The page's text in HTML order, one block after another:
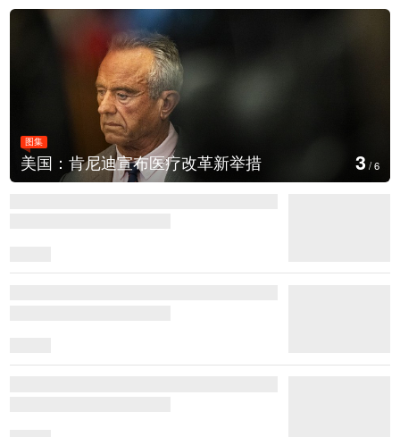
图集
美国：肯尼迪宣布医疗改革新举措 3 /6